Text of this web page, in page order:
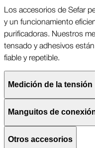
Los accesorios de Sefar
y un funcionamiento
purificadoras. Nuestros
tensado y adhesivos
fiable y repetible.
Medición de la tensión
Manguitos de
Otros accesorios